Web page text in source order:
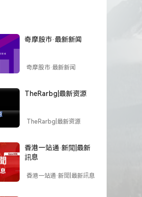
奇摩股市·最新新闻
奇摩股市·最新新闻
TheRarbg|最新资源
TheRarbg|最新资源
香港一站通·新聞|最新
訊息
香港一站通·新聞|最新訊息